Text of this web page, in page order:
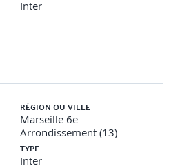
Inter
RÉGION OU VILLE
Marseille 6e
Arrondissement (13)
TYPE
Inter